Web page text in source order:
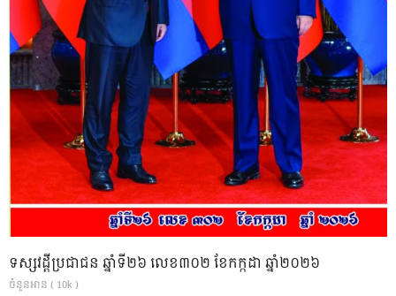
ទស្សវដ្តីប្រជាជន ឆ្នាំទី២៦ លេខ៣០២ ខែកក្កដា ឆ្នាំ២០២៦
ចំនួនអាន ( 10k )